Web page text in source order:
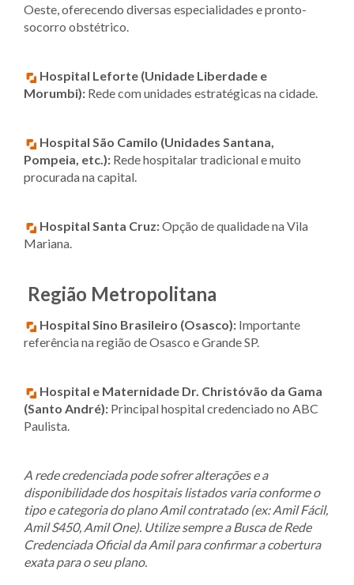
Oeste, oferecendo diversas especialidades e pronto-
socorro obstétrico.
Hospital Leforte (Unidade Liberdade e
Morumbi): Rede com unidades estratégicas na cidade.
Hospital São Camilo (Unidades Santana,
Pompeia, etc.): Rede hospitalar tradicional e muito
procurada na capital.
Hospital Santa Cruz:Opção de qualidade na Vila
Mariana.
Região Metropolitana
Hospital Sino Brasileiro (Osasco): Importante
referência na região de Osasco e Grande SP.
Hospital e Maternidade Dr. Christóvão da Gama
(Santo André): Principal hospital credenciado no ABC
Paulista.
A rede credenciada pode sofrer alterações e a
disponibilidade dos hospitais listados varia conforme o
tipo e categoria do plano Amil contratado (ex: Amil Fácil,
Amil S450, Amil One). Utilize sempre a Busca de Rede
Credenciada Oficial da Amil para confirmar a cobertura
exata para o seu plano.